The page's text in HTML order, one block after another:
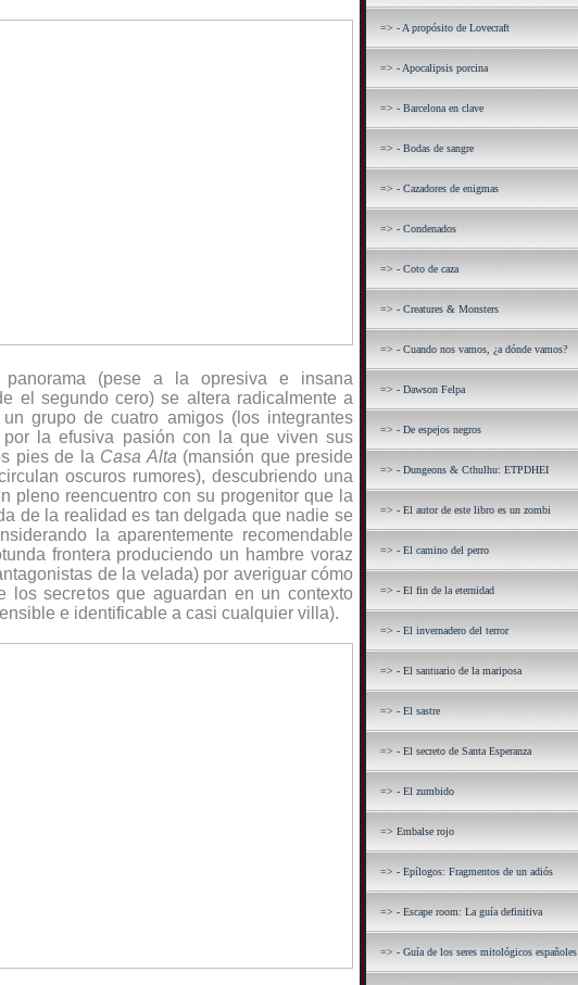
(pese a la opresiva e insana
el segundo cero) se altera radicalmente a
grupo de cuatro amigos (los integrantes
por la efusiva pasión con la que viven sus
pies de la Casa Alta (mansión que preside
oscuros rumores), descubriendo una
pleno reencuentro con su progenitor que la
de la realidad es tan delgada que nadie se
la aparentemente recomendable
frontera produciendo un hambre voraz
de la velada) por averiguar cómo
los secretos que aguardan en un contexto
e identificable a casi cualquier villa).
=> - A propósito de Lovecraft
=> - Apocalipsis porcina
=> - Barcelona en clave
=> - Bodas de sangre
=> - Cazadores de enigmas
=> - Condenados
=> - Coto de caza
=> - Creatures & Monsters
=> - Cuando nos vamos, ¿a dónde vamos?
=> - Dawson Felpa
=> - De espejos negros
=> - Dungeons & Cthulhu: ETPDHEI
=> - El autor de este libro es un zombi
=> - El camino del perro
=> - El fin de la eternidad
=> - El invernadero del terror
=> - El santuario de la mariposa
=> - El sastre
=> - El secreto de Santa Esperanza
=> - El zumbido
=> Embalse rojo
=> - Epílogos: Fragmentos de un adiós
=> - Escape room: La guía definitiva
=> - Guía de los seres mitológicos españoles